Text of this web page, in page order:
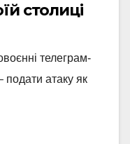
столиці
телеграм-
подати атаку як